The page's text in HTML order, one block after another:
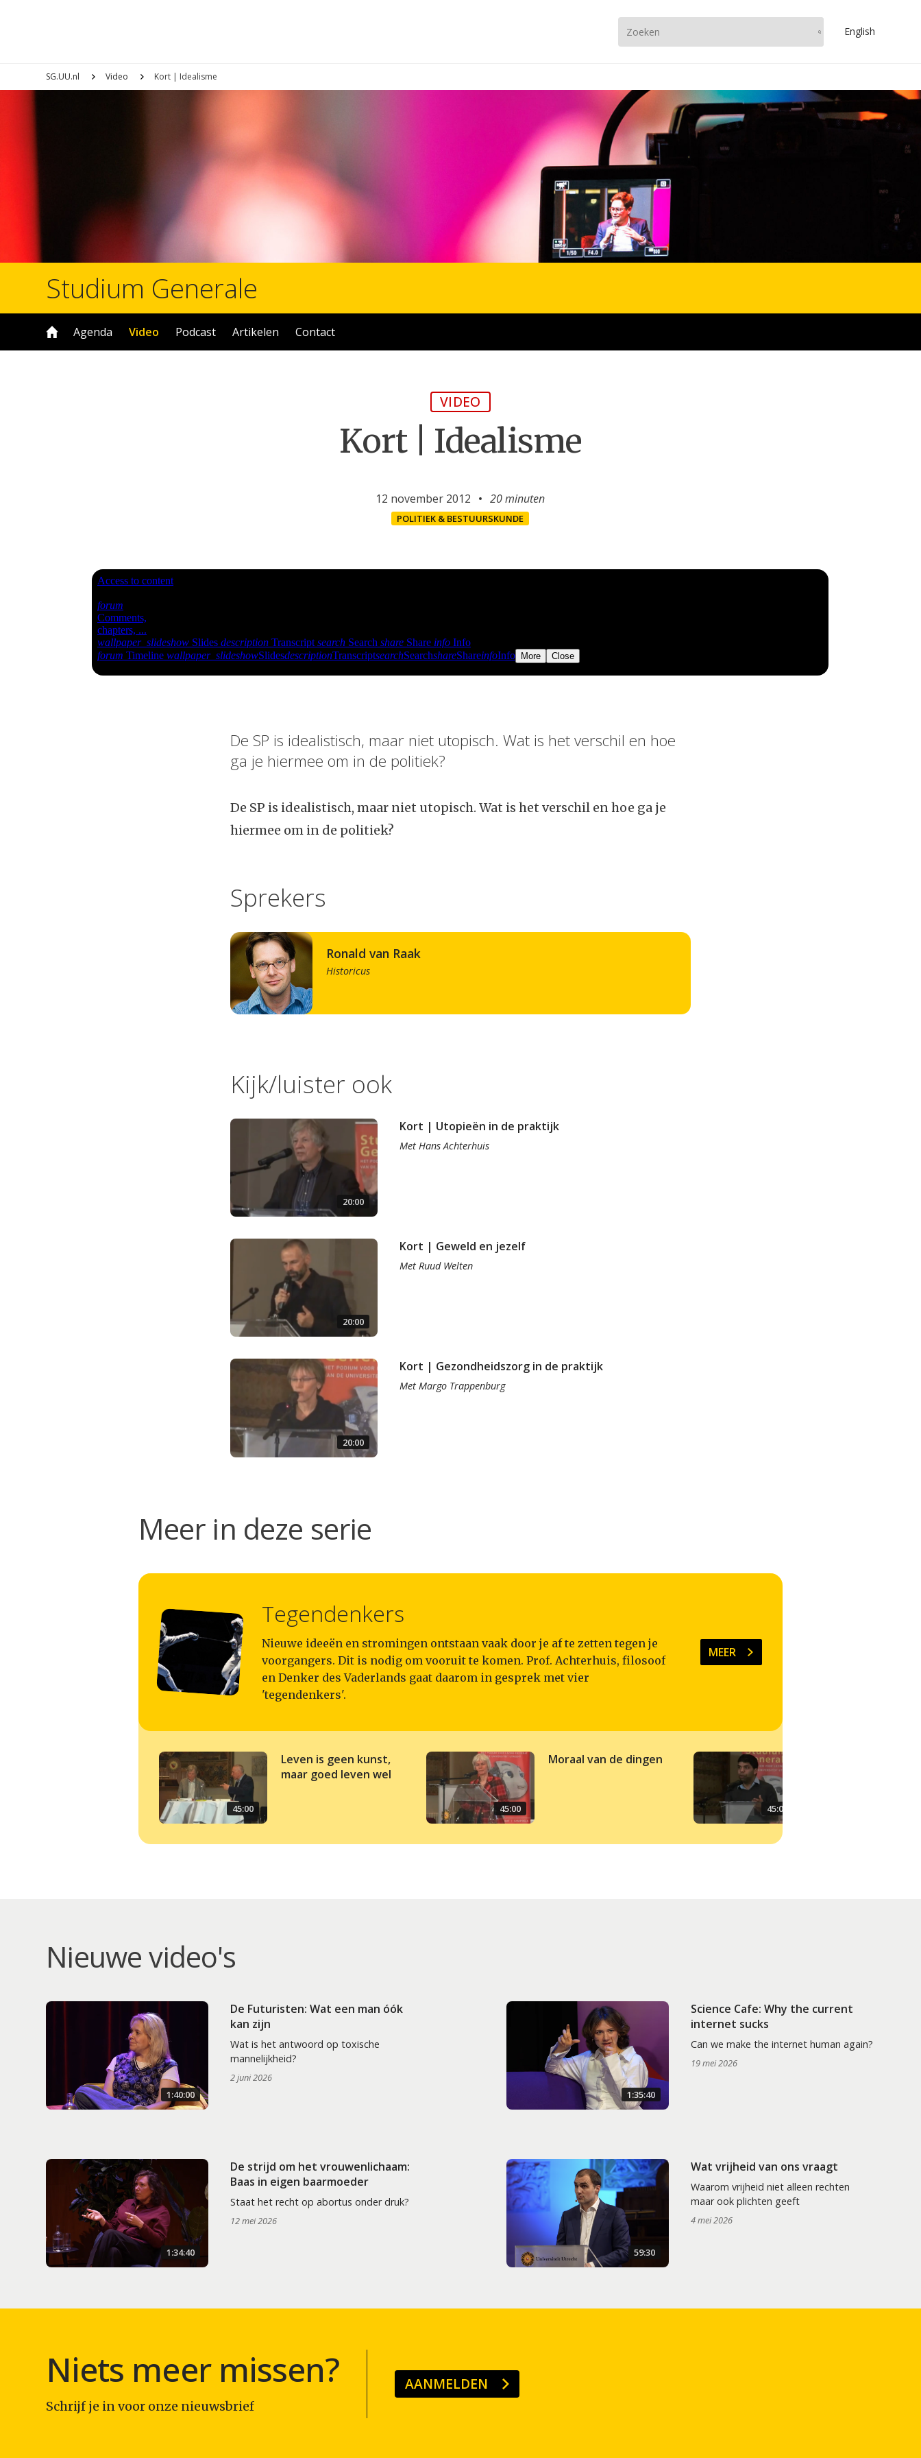
English
SG.UU.nl Video Kort | Idealisme
Studium Generale
Agenda Video Podcast Artikelen Contact
VIDEO
Kort | Idealisme
12 november 2012 20 minuten
POLITIEK & BESTUURSKUNDE
De SP is idealistisch, maar niet utopisch. Wat is het verschil en hoe
ga je hiermee om in de politiek?
De SP is idealistisch, maar niet utopisch. Wat is het verschil en hoe ga je
hiermee om in de politiek?
Sprekers
Ronald van Raak
Historicus
Kijk/luister ook
20:00
Kort | Utopieën in de praktijk
Met Hans Achterhuis
20:00
Kort | Geweld en jezelf
Met Ruud Welten
20:00
Kort | Gezondheidszorg in de praktijk
Met Margo Trappenburg
Meer in deze serie
Tegendenkers
Nieuwe ideeën en stromingen ontstaan vaak door je af te zetten tegen je
voorgangers. Dit is nodig om vooruit te komen. Prof. Achterhuis, filosoof
en Denker des Vaderlands gaat daarom in gesprek met vier
'tegendenkers'.
MEER
45:00
Leven is geen kunst,
maar goed leven wel
45:00
Moraal van de dingen
45:00
Nieuwe video's
1:40:00
De Futuristen: Wat een man óók
kan zijn
Wat is het antwoord op toxische
mannelijkheid?
2 juni 2026
1:35:40
Science Cafe: Why the current
internet sucks
Can we make the internet human again?
19 mei 2026
1:34:40
De strijd om het vrouwenlichaam:
Baas in eigen baarmoeder
Staat het recht op abortus onder druk?
12 mei 2026
59:30
Wat vrijheid van ons vraagt
Waarom vrijheid niet alleen rechten
maar ook plichten geeft
4 mei 2026
Niets meer missen?
Schrijf je in voor onze nieuwsbrief
AANMELDEN